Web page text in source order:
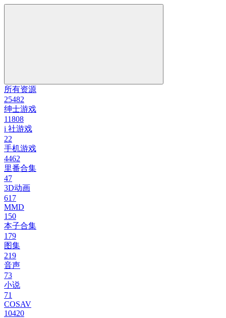
所有资源
25482
绅士游戏
11808
i 社游戏
22
手机游戏
4462
里番合集
47
3D动画
617
MMD
150
本子合集
179
图集
219
音声
73
小说
71
COSAV
10420